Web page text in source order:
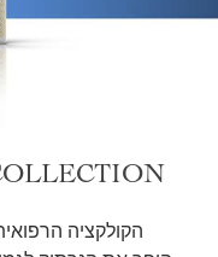
הקולקציה